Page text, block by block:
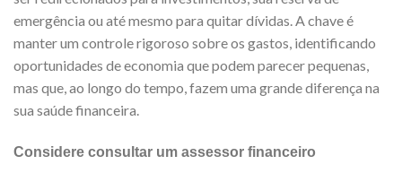
emergência ou até mesmo para quitar dívidas. A chave é
manter um controle rigoroso sobre os gastos, identificando
oportunidades de economia que podem parecer pequenas,
mas que, ao longo do tempo, fazem uma grande diferença na
sua saúde financeira.
Considere consultar um assessor financeiro